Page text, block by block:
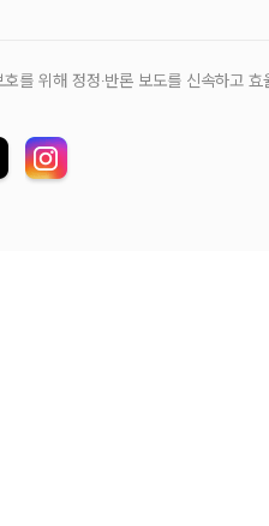
를 위해 정정‧반론 보도를 신속하고